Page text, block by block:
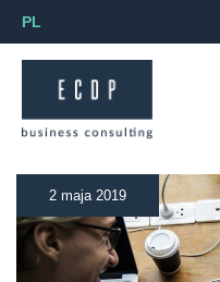
PL
2 maja 2019